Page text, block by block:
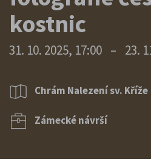
kostnic
31. 10. 2025, 17:00 – 23.
Chrám Nalezení sv. Kříže
Zámecké návrší